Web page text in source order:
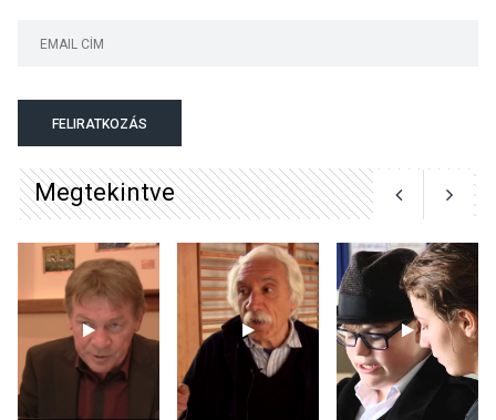
lesz a pilismaróti Duna-
Különleges nyári élményt
kínálnak a szabadtéri
előadások a Skanzenben
2026 AUG 05
FELIRATKOZÁS
Megtekintve